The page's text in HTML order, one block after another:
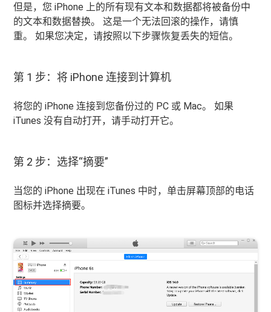
但是，您 iPhone 上的所有现有文本和数据都将被备份中
的文本和数据替换。 这是一个无法回滚的操作，请慎
重。 如果您决定，请按照以下步骤恢复丢失的短信。
第 1 步：将 iPhone 连接到计算机
将您的 iPhone 连接到您备份过的 PC 或 Mac。 如果
iTunes 没有自动打开，请手动打开它。
第 2 步：选择“摘要”
当您的 iPhone 出现在 iTunes 中时，单击屏幕顶部的电话
图标并选择摘要。